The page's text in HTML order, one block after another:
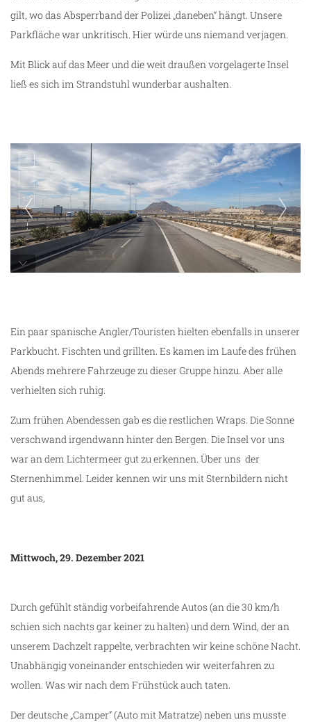
gilt, wo das Absperrband der Polizei „daneben“ hängt. Unsere
Parkfläche war unkritisch. Hier würde uns niemand verjagen.
Mit Blick auf das Meer und die weit draußen vorgelagerte Insel
ließ es sich im Strandstuhl wunderbar aushalten.
Ein paar spanische Angler/Touristen hielten ebenfalls in unserer
Parkbucht. Fischten und grillten. Es kamen im Laufe des frühen
Abends mehrere Fahrzeuge zu dieser Gruppe hinzu. Aber alle
verhielten sich ruhig.
Zum frühen Abendessen gab es die restlichen Wraps. Die Sonne
verschwand irgendwann hinter den Bergen. Die Insel vor uns
war an dem Lichtermeer gut zu erkennen. Über uns der
Sternenhimmel. Leider kennen wir uns mit Sternbildern nicht
gut aus,
Mittwoch, 29. Dezember 2021
Durch gefühlt ständig vorbeifahrende Autos (an die 30 km/h
schien sich nachts gar keiner zu halten) und dem Wind, der an
unserem Dachzelt rappelte, verbrachten wir keine schöne Nacht.
Unabhängig voneinander entschieden wir weiterfahren zu
wollen. Was wir nach dem Frühstück auch taten.
Der deutsche „Camper“ (Auto mit Matratze) neben uns musste